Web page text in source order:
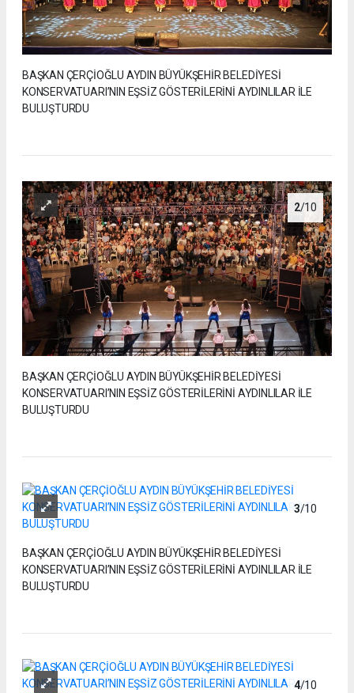
BAŞKAN ÇERÇİOĞLU AYDIN BÜYÜKŞEHİR BELEDİYESİ
KONSERVATUARI’NIN EŞSİZ GÖSTERİLERİNİ AYDINLILAR İLE
BULUŞTURDU
2/10
BAŞKAN ÇERÇİOĞLU AYDIN BÜYÜKŞEHİR BELEDİYESİ
KONSERVATUARI’NIN EŞSİZ GÖSTERİLERİNİ AYDINLILAR İLE
BULUŞTURDU
3/10
BAŞKAN ÇERÇİOĞLU AYDIN BÜYÜKŞEHİR BELEDİYESİ
KONSERVATUARI’NIN EŞSİZ GÖSTERİLERİNİ AYDINLILAR İLE
BULUŞTURDU
4/10